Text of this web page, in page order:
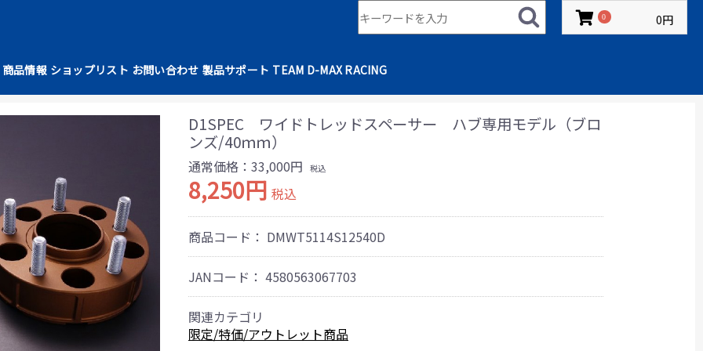
商品情報 ショップリスト お問い合わせ 製品サポート TEAM D-MAX RACING
0 0円
D1SPEC ワイドトレッドスペーサー ハブ専用モデル（ブロ
ンズ/40ｍｍ）
通常価格：33,000円 税込
8,250円 税込
商品コード： DMWT5114S12540D
JANコード： 4580563067703
関連カテゴリ
限定/特価/アウトレット商品